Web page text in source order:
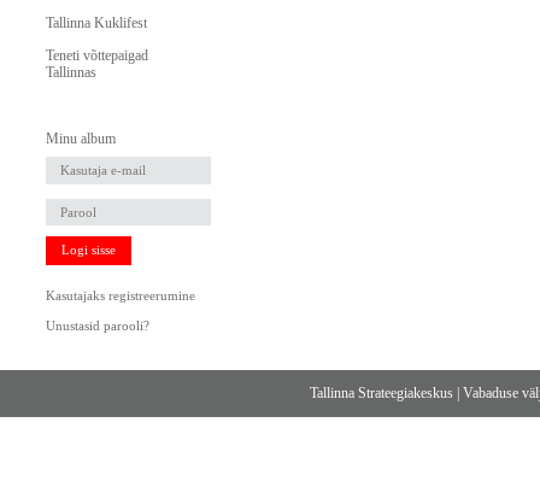
Tallinna Kuklifest
Teneti võttepaigad
Tallinnas
Minu album
Logi sisse
Kasutajaks registreerumine
Unustasid parooli?
Tallinna Strateegiakeskus |Vabaduse